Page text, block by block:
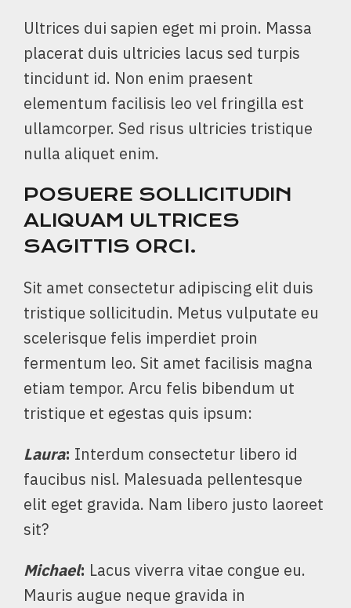
Ultrices dui sapien eget mi proin. Massa
placerat duis ultricies lacus sed turpis
tincidunt id. Non enim praesent
elementum facilisis leo vel fringilla est
ullamcorper. Sed risus ultricies tristique
nulla aliquet enim.
POSUERE SOLLICITUDIN
ALIQUAM ULTRICES
SAGITTIS ORCI.
Sit amet consectetur adipiscing elit duis
tristique sollicitudin. Metus vulputate eu
scelerisque felis imperdiet proin
fermentum leo. Sit amet facilisis magna
etiam tempor. Arcu felis bibendum ut
tristique et egestas quis ipsum:
Laura: Interdum consectetur libero id
faucibus nisl. Malesuada pellentesque
elit eget gravida. Nam libero justo laoreet
sit?
Michael: Lacus viverra vitae congue eu.
Mauris augue neque gravida in